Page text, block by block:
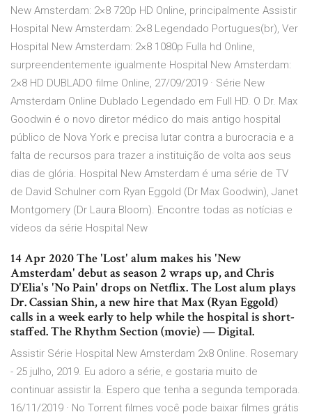
New Amsterdam: 2×8 720p HD Online, principalmente Assistir
Hospital New Amsterdam: 2×8 Legendado Portugues(br), Ver
Hospital New Amsterdam: 2×8 1080p Fulla hd Online,
surpreendentemente igualmente Hospital New Amsterdam:
2×8 HD DUBLADO filme Online, 27/09/2019 · Série New
Amsterdam Online Dublado Legendado em Full HD. O Dr. Max
Goodwin é o novo diretor médico do mais antigo hospital
público de Nova York e precisa lutar contra a burocracia e a
falta de recursos para trazer a instituição de volta aos seus
dias de glória. Hospital New Amsterdam é uma série de TV
de David Schulner com Ryan Eggold (Dr Max Goodwin), Janet
Montgomery (Dr Laura Bloom). Encontre todas as notícias e
vídeos da série Hospital New
14 Apr 2020 The 'Lost' alum makes his 'New
Amsterdam' debut as season 2 wraps up, and Chris
D'Elia's 'No Pain' drops on Netflix. The Lost alum plays
Dr. Cassian Shin, a new hire that Max (Ryan Eggold)
calls in a week early to help while the hospital is short-
staffed. The Rhythm Section (movie) — Digital.
Assistir Série Hospital New Amsterdam 2x8 Online. Rosemary
- 25 julho, 2019. Eu adoro a série, e gostaria muito de
continuar assistir la. Espero que tenha a segunda temporada.
16/11/2019 · No Torrent filmes você pode baixar filmes grátis